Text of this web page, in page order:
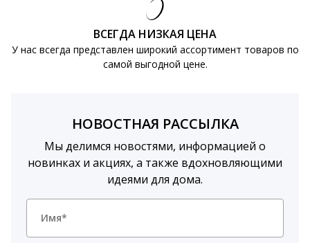
ВСЕГДА НИЗКАЯ ЦЕНА
У нас всегда представлен широкий ассортимент товаров по
самой выгодной цене.
НОВОСТНАЯ РАССЫЛКА
Мы делимся новостями, информацией о
новинках и акциях, а также вдохновляющими
идеями для дома.